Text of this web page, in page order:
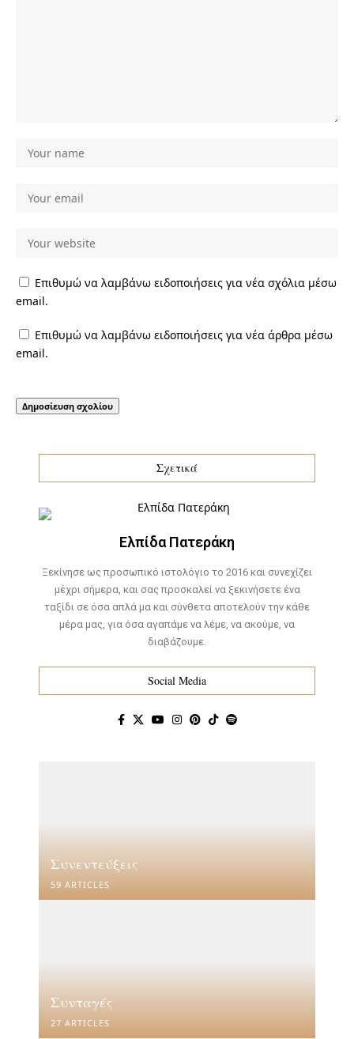
Επιθυμώ να λαμβάνω ειδοποιήσεις για νέα σχόλια μέσω
email.
Επιθυμώ να λαμβάνω ειδοποιήσεις για νέα άρθρα μέσω
email.
Σχετικά
Ελπίδα Πατεράκη
Ξεκίνησε ως προσωπικό ιστολόγιο το 2016 και συνεχίζει
μέχρι σήμερα, και σας προσκαλεί να ξεκινήσετε ένα
ταξίδι σε όσα απλά μα και σύνθετα αποτελούν την κάθε
μέρα μας, για όσα αγαπάμε να λέμε, να ακούμε, να
διαβάζουμε.
Social Media
Συνεντεύξεις
59 ARTICLES
Συνταγές
27 ARTICLES